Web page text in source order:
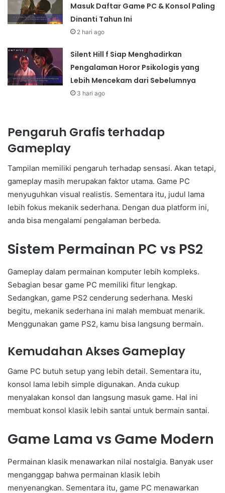
Masuk Daftar Game PC & Konsol Paling
Dinanti Tahun Ini
2 hari ago
Silent Hill f Siap Menghadirkan
Pengalaman Horor Psikologis yang
Lebih Mencekam dari Sebelumnya
3 hari ago
Pengaruh Grafis terhadap
Gameplay
Tampilan memiliki pengaruh terhadap sensasi. Akan tetapi,
gameplay masih merupakan faktor utama. Game PC
menyuguhkan visual realistis. Sementara itu, judul lama
lebih fokus mekanik sederhana. Dengan dua platform ini,
anda bisa mengalami pengalaman berbeda.
Sistem Permainan PC vs PS2
Gameplay dalam permainan komputer lebih kompleks.
Sebagian besar game PC memiliki fitur lengkap.
Sedangkan, game PS2 cenderung sederhana. Meski
begitu, mekanik sederhana ini malah membuat menarik.
Menggunakan game PS2, kamu bisa langsung bermain.
Kemudahan Akses Gameplay
Game PC butuh setup yang lebih detail. Sementara itu,
konsol lama lebih simple digunakan. Anda cukup
menyalakan konsol dan langsung masuk game. Hal ini
membuat konsol klasik lebih santai untuk bermain santai.
Game Lama vs Game Modern
Permainan klasik menawarkan nilai nostalgia. Banyak user
menganggap bahwa permainan klasik lebih
menyenangkan. Sementara itu, game PC menawarkan